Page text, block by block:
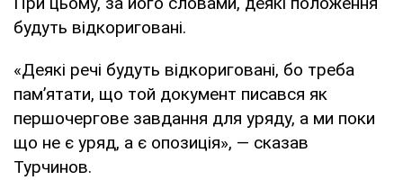
будуть відкориговані.
«Деякі речі будуть відкориговані, бо треба
пам’ятати, що той документ писався як
першочергове завдання для уряду, а ми поки
що не є уряд, а є опозиція», — сказав
Турчинов.